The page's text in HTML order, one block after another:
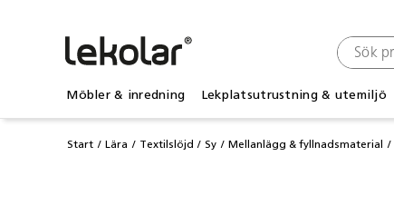
Möbler & inredning Lekplatsutrustning & utemiljö
Start Lära Textilslöjd Sy Mellanlägg & fyllnadsmaterial